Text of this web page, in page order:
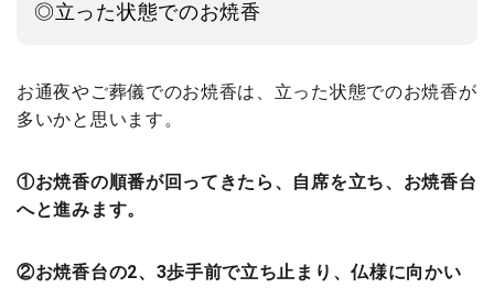
◎立った状態でのお焼香
お通夜やご葬儀でのお焼香は、立った状態でのお焼香が
多いかと思います。
①お焼香の順番が回ってきたら、自席を立ち、お焼香台
へと進みます。
②お焼香台の2、3歩手前で立ち止まり、仏様に向かい